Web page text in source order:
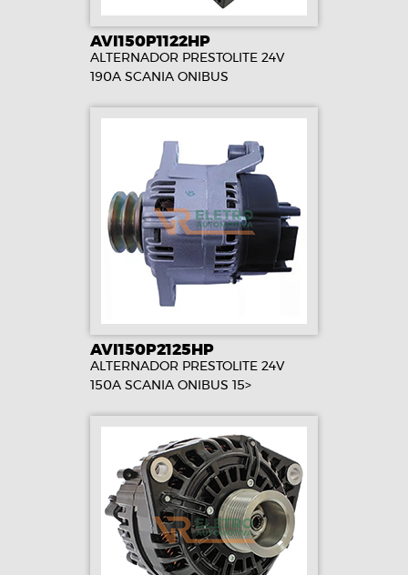
AVI150P1122HP
ALTERNADOR PRESTOLITE 24V
190A SCANIA ONIBUS
AVI150P2125HP
ALTERNADOR PRESTOLITE 24V
150A SCANIA ONIBUS 15>